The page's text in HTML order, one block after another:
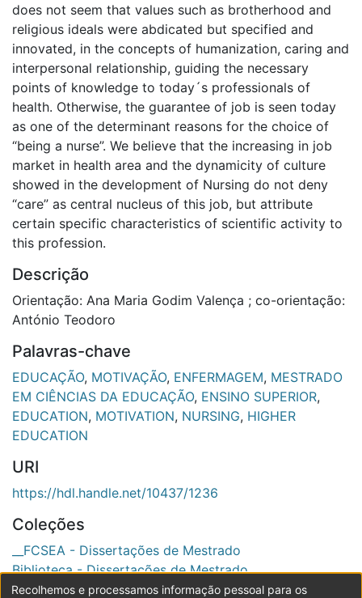
does not seem that values such as brotherhood and
religious ideals were abdicated but specified and
innovated, in the concepts of humanization, caring and
interpersonal relationship, guiding the necessary
points of knowledge to today´s professionals of
health. Otherwise, the guarantee of job is seen today
as one of the determinant reasons for the choice of
“being a nurse”. We believe that the increasing in job
market in health area and the dynamicity of culture
showed in the development of Nursing do not deny
“care” as central nucleus of this job, but attribute
certain specific characteristics of scientific activity to
this profession.
Descrição
Orientação: Ana Maria Godim Valença ; co-orientação:
António Teodoro
Palavras-chave
EDUCAÇÃO, MOTIVAÇÃO, ENFERMAGEM, MESTRADO
EM CIÊNCIAS DA EDUCAÇÃO, ENSINO SUPERIOR,
EDUCATION, MOTIVATION, NURSING, HIGHER
EDUCATION
URI
https://hdl.handle.net/10437/1236
Coleções
__FCSEA - Dissertações de Mestrado
Biblioteca - Dissertações de Mestrado
Recolhemos e processamos informação pessoal para os